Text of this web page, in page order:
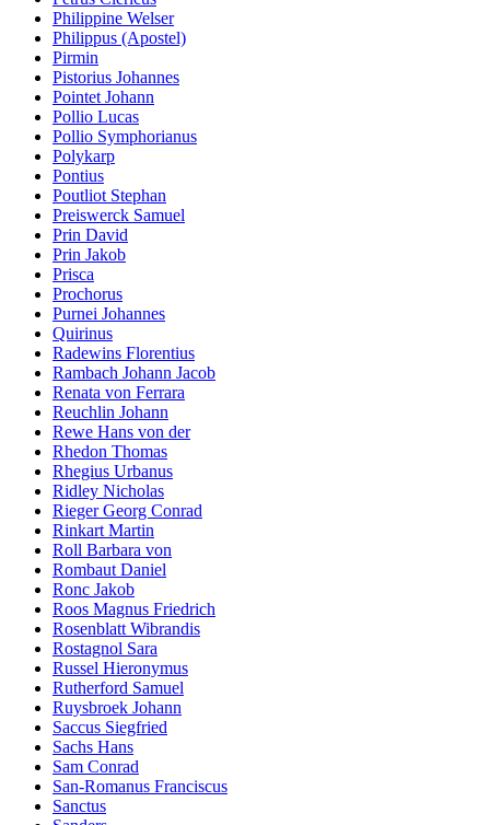
Philippine Welser
Philippus (Apostel)
Pirmin
Pistorius Johannes
Pointet Johann
Pollio Lucas
Pollio Symphorianus
Polykarp
Pontius
Poutliot Stephan
Preiswerck Samuel
Prin David
Prin Jakob
Prisca
Prochorus
Purnei Johannes
Quirinus
Radewins Florentius
Rambach Johann Jacob
Renata von Ferrara
Reuchlin Johann
Rewe Hans von der
Rhedon Thomas
Rhegius Urbanus
Ridley Nicholas
Rieger Georg Conrad
Rinkart Martin
Roll Barbara von
Rombaut Daniel
Ronc Jakob
Roos Magnus Friedrich
Rosenblatt Wibrandis
Rostagnol Sara
Russel Hieronymus
Rutherford Samuel
Ruysbroek Johann
Saccus Siegfried
Sachs Hans
Sam Conrad
San-Romanus Franciscus
Sanctus